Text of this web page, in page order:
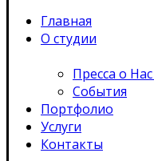
Главная
О студии
Пресса о
События
Портфолио
Услуги
Контакты